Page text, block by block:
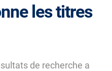
les titres
de recherche a